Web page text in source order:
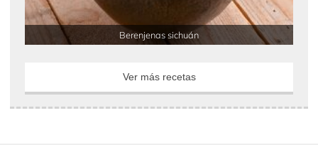
Berenjenas sichuán
Ver más recetas